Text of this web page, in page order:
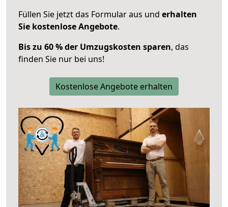
Füllen Sie jetzt das Formular aus und erhalten
Sie kostenlose Angebote.
Bis zu 60 % der Umzugskosten sparen, das
finden Sie nur bei uns!
Kostenlose Angebote erhalten